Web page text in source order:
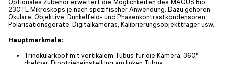
230TL Mikroskops je nach spezifischer Anwendung. Dazu gehören
Okulare, Objektive, Dunkelfeld- und Phasenkontrastkondensoren,
Polarisationsgeräte, Digitalkameras, Kalibrierungsobjektträger usw.
Hauptmerkmale:
Trinokularkopf mit vertikalem Tubus für die Kamera, 360°